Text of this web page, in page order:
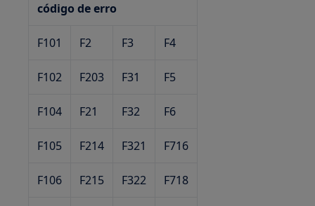
código de erro
F101 F2 F3 F4
F102 F203 F31 F5
F104 F21 F32 F6
F105 F214 F321 F716
F106 F215 F322 F718